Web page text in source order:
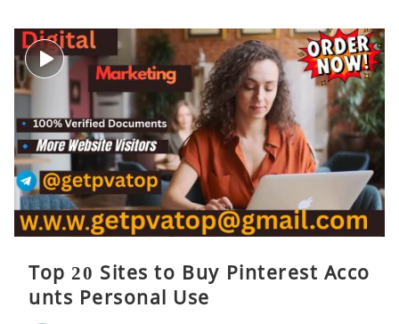
Top 20 Sites to Buy Pinterest Acco
unts Personal Use